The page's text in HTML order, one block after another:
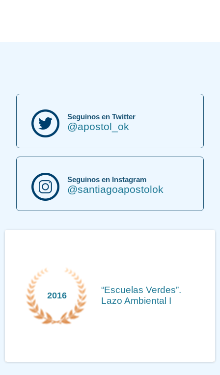
Seguinos en Twitter
@apostol_ok
Seguinos en Instagram
@santiagoapostolok
2016
“Escuelas Verdes”.
Lazo Ambiental I